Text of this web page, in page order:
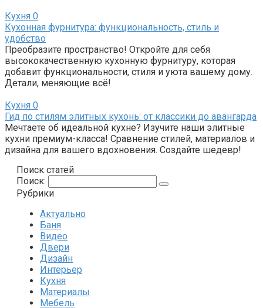
Кухня 0
Кухонная фурнитура: функциональность, стиль и
удобство
Преобразите пространство! Откройте для себя
высококачественную кухонную фурнитуру, которая
добавит функциональности, стиля и уюта вашему дому.
Детали, меняющие всё!
Кухня 0
Гид по стилям элитных кухонь: от классики до авангарда
Мечтаете об идеальной кухне? Изучите наши элитные
кухни премиум-класса! Сравнение стилей, материалов и
дизайна для вашего вдохновения. Создайте шедевр!
Поиск статей
Поиск:
Рубрики
Актуально
Баня
Видео
Двери
Дизайн
Интерьер
Кухня
Материалы
Мебель